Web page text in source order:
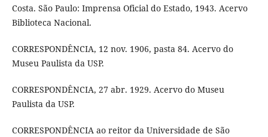
Costa. São Paulo: Imprensa Oficial do Estado, 1943. Acervo
Biblioteca Nacional.
CORRESPONDÊNCIA, 12 nov. 1906, pasta 84. Acervo do
Museu Paulista da USP.
CORRESPONDÊNCIA, 27 abr. 1929. Acervo do Museu
Paulista da USP.
CORRESPONDÊNCIA ao reitor da Universidade de São